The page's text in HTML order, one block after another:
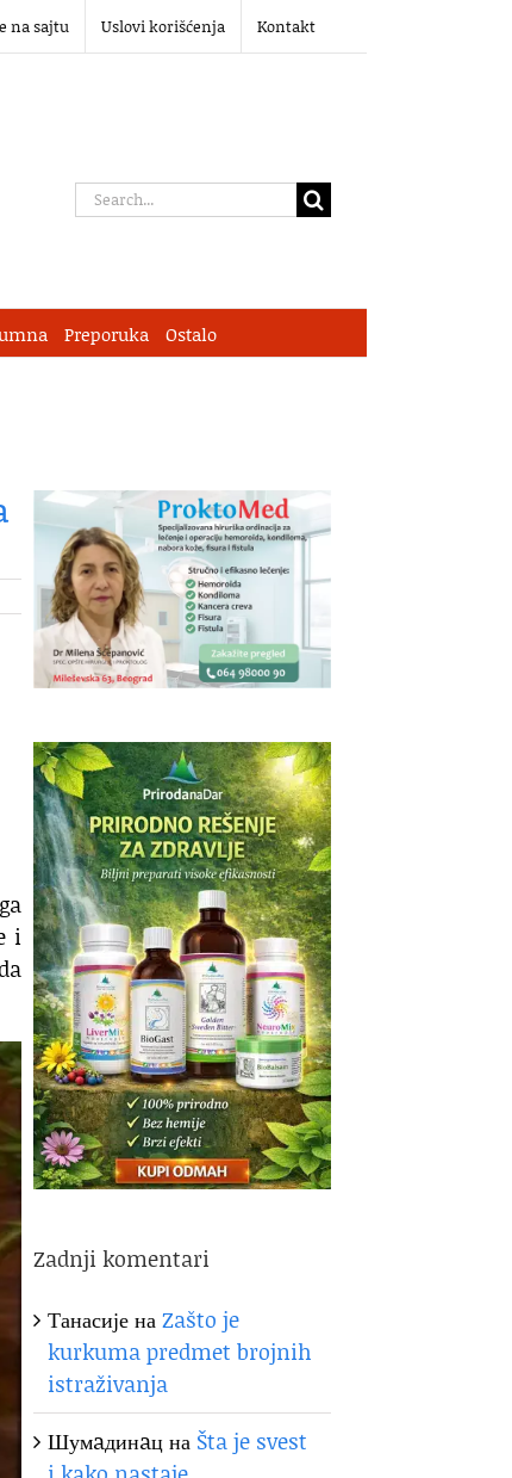
na sajtu Uslovi korišćenja Kontakt
Search
Preporuka Ostalo
i
Zadnji komentari
ТанасијенаZašto je
kurkuma predmet brojnih
istraživanja
Шумaдинaцна Šta je svest